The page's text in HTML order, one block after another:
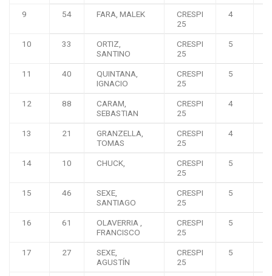
9 54 FARA, MALEK
CRESPI
25
4
10 33
ORTIZ,
SANTINO
CRESPI
25
5
11 40
QUINTANA,
IGNACIO
CRESPI
25
5
12 88
CARAM,
SEBASTIAN
CRESPI
25
4
13 21
GRANZELLA,
TOMAS
CRESPI
25
4
14 10 CHUCK,
CRESPI
25
5
15 46
SEXE,
SANTIAGO
CRESPI
25
5
16 61
OLAVERRIA ,
FRANCISCO
CRESPI
25
5
17 27
SEXE,
AGUSTÍN
CRESPI
25
5